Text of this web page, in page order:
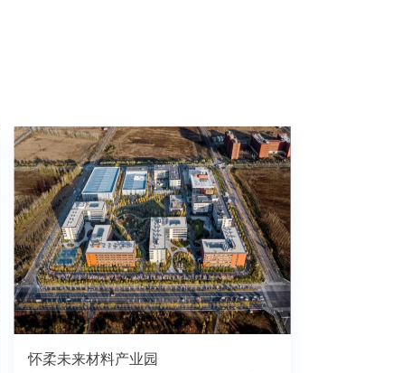
怀柔未来材料产业园